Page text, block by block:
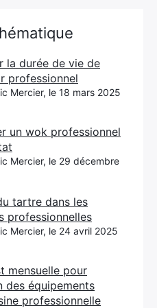
la durée de vie de
professionnel
Mercier, le 18 mars 2025
un wok professionnel
Mercier, le 29 décembre
tartre dans les
professionnelles
Mercier, le 24 avril 2025
mensuelle pour
des équipements
professionnelle